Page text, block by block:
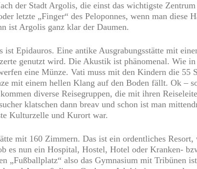
der Stadt Argolis, die einst das wichtigste
letzte „Finger“ des Peloponnes, wenn man diese
ist Argolis ganz klar der Daumen.
Epidauros. Eine antike Ausgrabungsstätte mit
genutzt wird. Die Akustik ist phänomenal. Wie
eine Münze. Vati muss mit den Kindern die 55
mit einem hellen Klang auf den Boden fällt. Ok –
diverse Reisegruppen, die mit ihren
klatschen dann breav und schon ist man
Kulturzelle und Kurort war.
mit 160 Zimmern. Das ist ein ordentliches Resort,
es nun ein Hospital, Hostel, Hotel oder Kranken-
„Fußballplatz“ also das Gymnasium mit Tribünen